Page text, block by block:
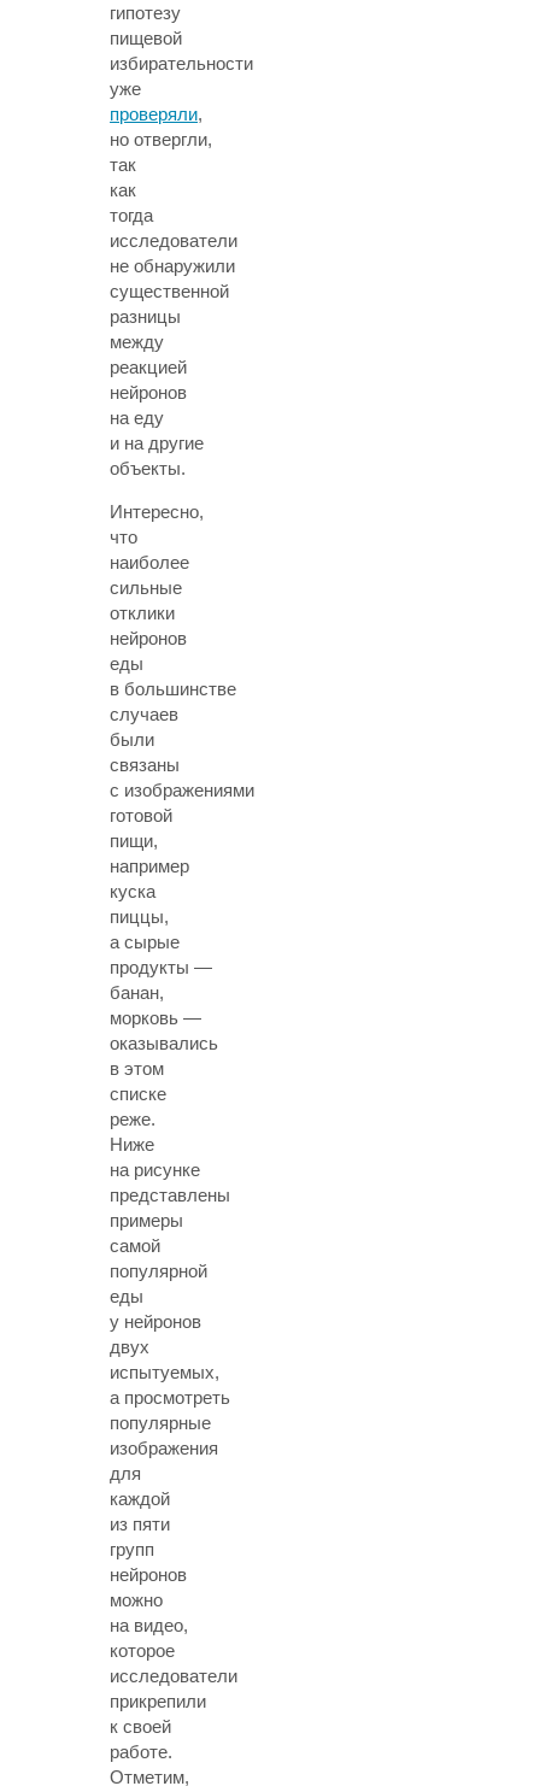
гипотезу
пищевой
избирательности
уже
проверяли,
но отвергли,
так
как
тогда
исследователи
не обнаружили
существенной
разницы
между
реакцией
нейронов
на еду
и на другие
объекты.
Интересно,
что
наиболее
сильные
отклики
нейронов
еды
в большинстве
случаев
были
связаны
с изображениями
готовой
пищи,
например
куска
пиццы,
а сырые
продукты —
банан,
морковь —
оказывались
в этом
списке
реже.
Ниже
на рисунке
представлены
примеры
самой
популярной
еды
у нейронов
двух
испытуемых,
а просмотреть
популярные
изображения
для
каждой
из пяти
групп
нейронов
можно
на видео,
которое
исследователи
прикрепили
к своей
работе.
Отметим,